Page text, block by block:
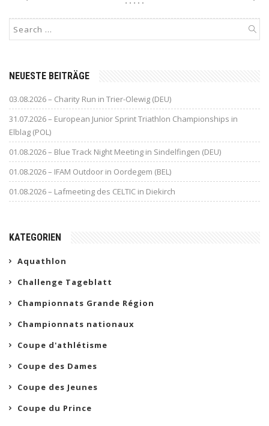
NEUESTE BEITRÄGE
03.08.2026 – Charity Run in Trier-Olewig (DEU)
31.07.2026 – European Junior Sprint Triathlon Championships in
Elblag (POL)
01.08.2026 – Blue Track Night Meeting in Sindelfingen (DEU)
01.08.2026 – IFAM Outdoor in Oordegem (BEL)
01.08.2026 – Lafmeeting des CELTIC in Diekirch
KATEGORIEN
Aquathlon
Challenge Tageblatt
Championnats Grande Région
Championnats nationaux
Coupe d'athlétisme
Coupe des Dames
Coupe des Jeunes
Coupe du Prince